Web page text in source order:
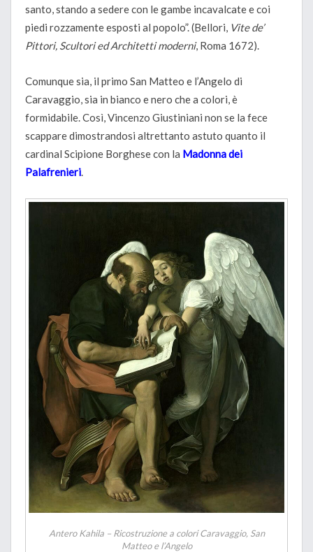
santo, stando a sedere con le gambe incavalcate e coi
piedi rozzamente esposti al popolo”. (Bellori, Vite de’
Pittori, Scultori ed Architetti moderni, Roma 1672).
Comunque sia, il primo San Matteo e l’Angelo di
Caravaggio, sia in bianco e nero che a colori, è
formidabile. Così, Vincenzo Giustiniani non se la fece
scappare dimostrandosi altrettanto astuto quanto il
cardinal Scipione Borghese con la Madonna dei
Palafrenieri.
Antero Kahila – Ricostruzione a colori Caravaggio, San
Matteo e l’Angelo